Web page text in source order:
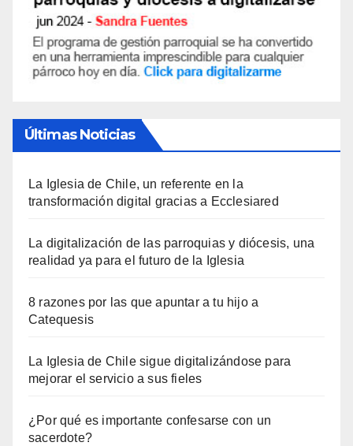
Últimas Noticias
La Iglesia de Chile, un referente en la
transformación digital gracias a Ecclesiared
La digitalización de las parroquias y diócesis, una
realidad ya para el futuro de la Iglesia
8 razones por las que apuntar a tu hijo a
Catequesis
La Iglesia de Chile sigue digitalizándose para
mejorar el servicio a sus fieles
¿Por qué es importante confesarse con un
sacerdote?